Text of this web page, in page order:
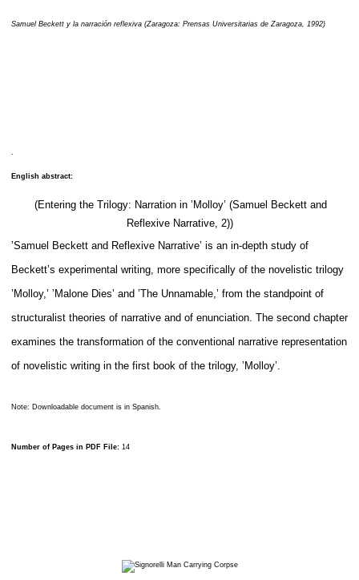
Samuel Beckett y la narración reflexiva (Zaragoza: Prensas Universitarias de Zaragoza, 1992)
.
English abstract:
(Entering the Trilogy: Narration in ’Molloy’ (Samuel Beckett and
Reflexive Narrative, 2))
’Samuel Beckett and Reflexive Narrative’ is an in-depth study of
Beckett’s experimental writing, more specifically of the novelistic trilogy
’Molloy,’ ’Malone Dies’ and ’The Unnamable,’ from the standpoint of
structuralist theories of narrative and of enunciation. The second chapter
examines the transformation of the conventional narrative representation
of novelistic writing in the first book of the trilogy, ’Molloy’.
Note: Downloadable document is in Spanish.
Number of Pages in PDF File: 14